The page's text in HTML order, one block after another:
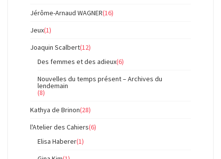
Jérôme-Arnaud WAGNER(16)
Jeux(1)
Joaquin Scalbert(12)
Des femmes et des adieux(6)
Nouvelles du temps présent – Archives du
lendemain
(8)
Kathya de Brinon(28)
l'Atelier des Cahiers(6)
Elisa Haberer(1)